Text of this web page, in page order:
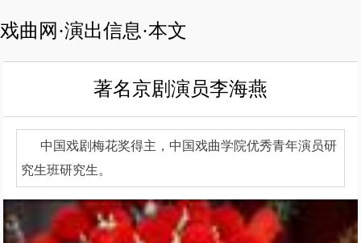
戏曲网·演出信息·本文
著名京剧演员李海燕
中国戏剧梅花奖得主，中国戏曲学院优秀青年演员研
究生班研究生。